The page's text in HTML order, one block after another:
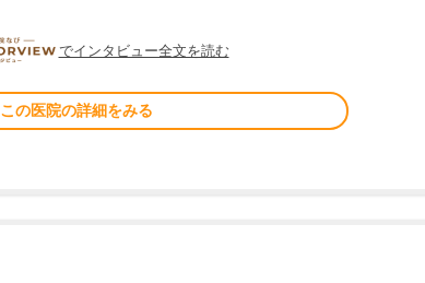
DOCTORVIEW
でインタビュー全文を読む
この医院の詳細をみる